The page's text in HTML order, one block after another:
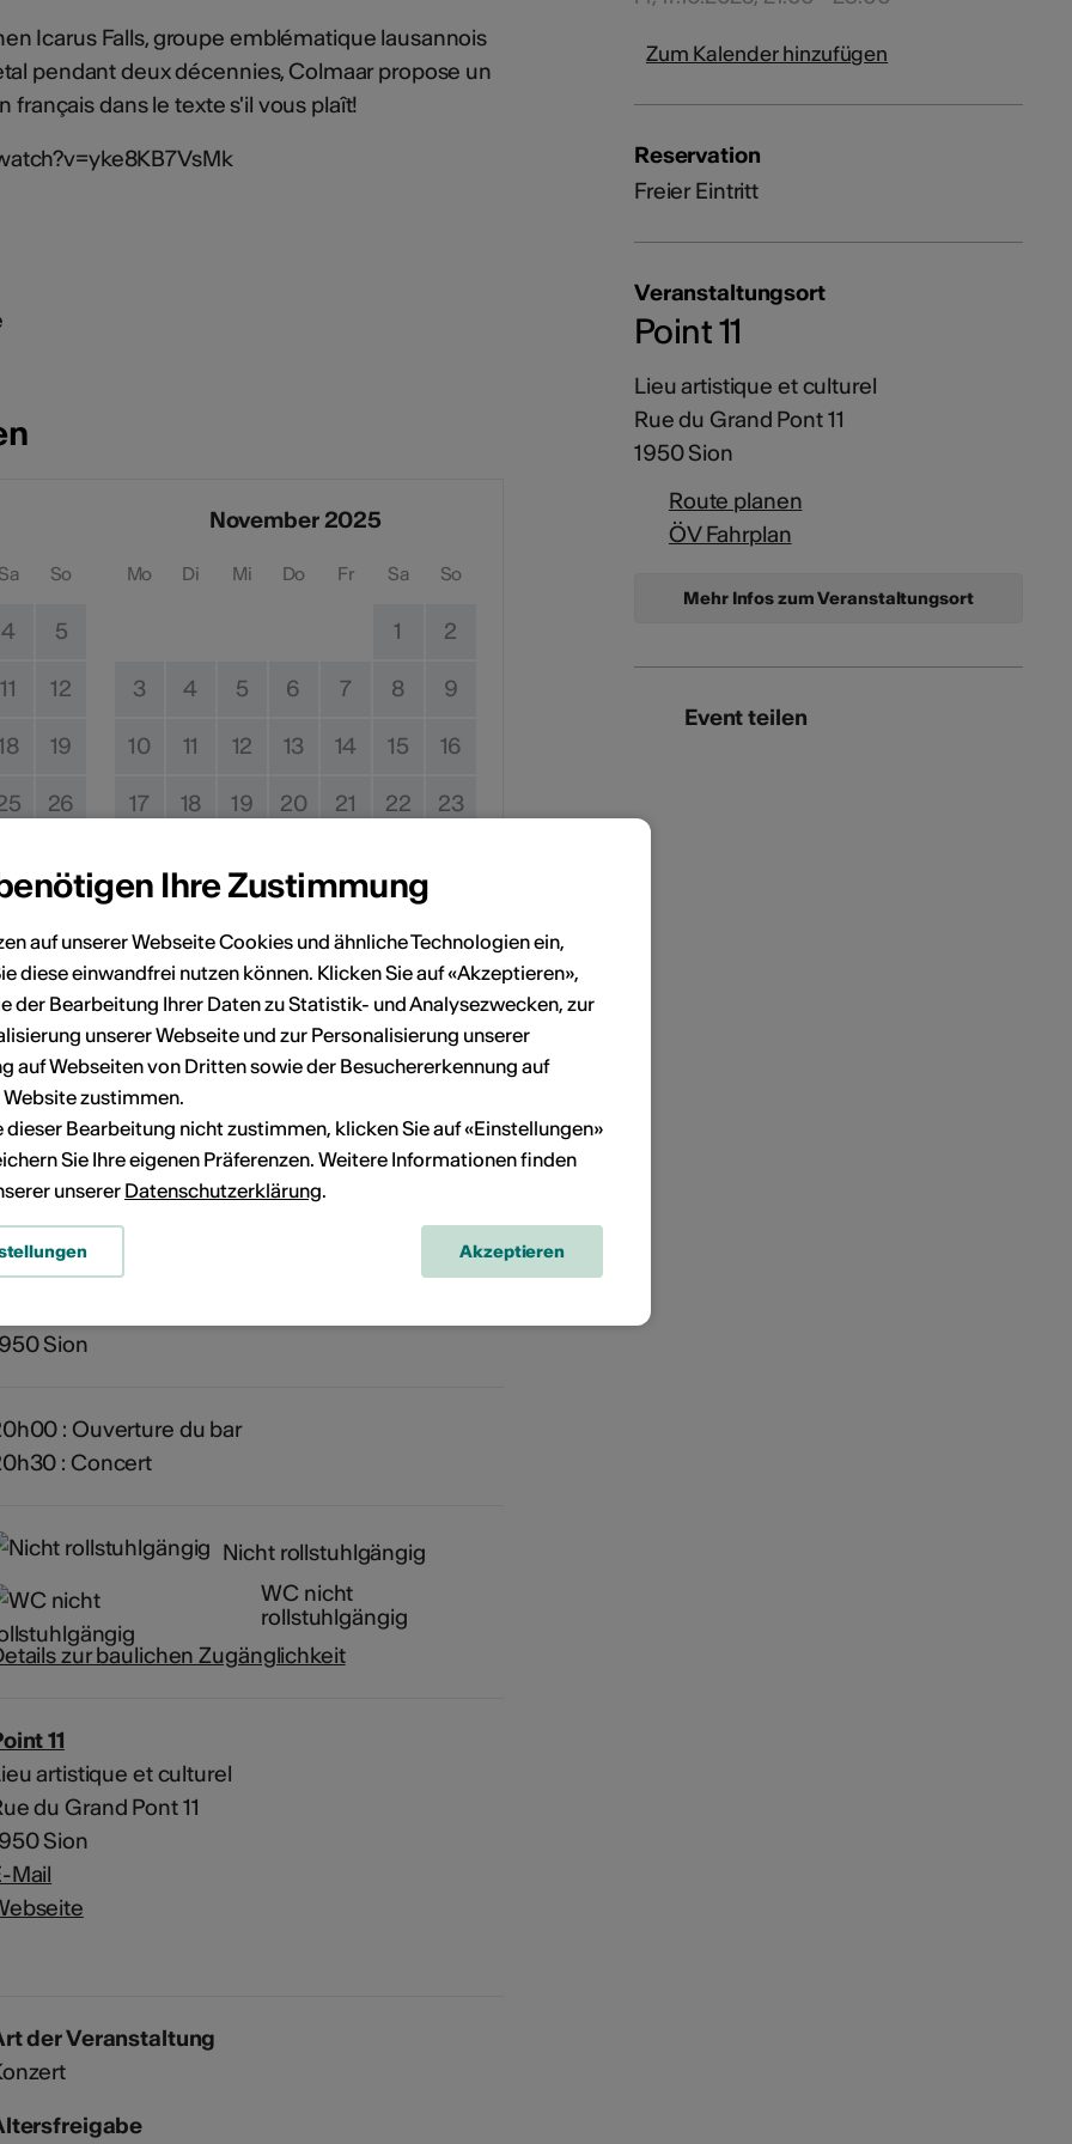
Icarus Falls, groupe emblématique lausannois
pendant deux décennies, Colmaar propose un
français dans le texte s'il vous plaît!
Sa So
4 5
11 12
19
26
November 2025
Mo Di Mi Do Fr Sa So
1 2
3 4 5 6 7 8 9
10 11 12 13 14 15 16
17 18 19 20 21 22 23
Ihrem persönlichen Kalender hinzuzufügen.
11
artistique et culturel
Sion
: Ouverture du bar
: Concert
Nicht rollstuhlgängig
WC nicht
rollstuhlgängig
zur baulichen Zugänglichkeit
11
artistique et culturel
du Grand Pont 11
Sion
Mail
der Veranstaltung
Zum Kalender hinzufügen
Reservation
Freier Eintritt
Veranstaltungsort
Point 11
Lieu artistique et culturel
Rue du Grand Pont 11
1950 Sion
Route planen
ÖV Fahrplan
Mehr Infos zum Veranstaltungsort
Event teilen
Ihre Zustimmung
auf unserer Webseite Cookies und ähnliche Technologien ein,
diese einwandfrei nutzen können. Klicken Sie auf «Akzeptieren»,
der Bearbeitung Ihrer Daten zu Statistik- und Analysezwecken, zur
unserer Webseite und zur Personalisierung unserer
auf Webseiten von Dritten sowie der Besuchererkennung auf
Website zustimmen.
dieser Bearbeitung nicht zustimmen, klicken Sie auf «Einstellungen»
Sie Ihre eigenen Präferenzen. Weitere Informationen finden
unserer Datenschutzerklärung.
Akzeptieren